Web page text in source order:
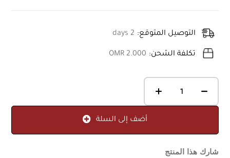
التوصيل المتوقع: 2 days
تكلفة الشحن: OMR 2.000
أضف إلى السلة
شارك هذا المنتج